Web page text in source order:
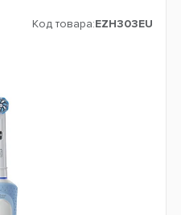
Код товара:EZH303EU